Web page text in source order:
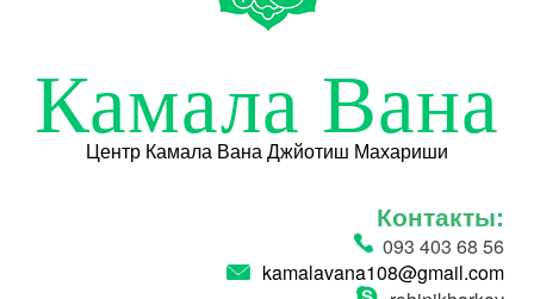
Камала Вана
Центр Камала Вана Джйотиш Махариши
Контакты:
093 403 68 56
kamalavana108@gmail.com